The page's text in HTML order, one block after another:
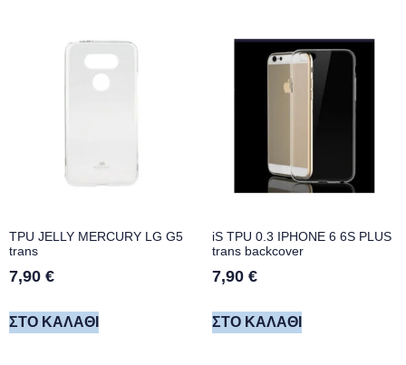
TPU JELLY MERCURY LG G5
trans
7,90 €
ΣΤΟ ΚΑΛΆΘΙ
iS TPU 0.3 IPHONE 6 6S PLUS
trans backcover
7,90 €
ΣΤΟ ΚΑΛΆΘΙ